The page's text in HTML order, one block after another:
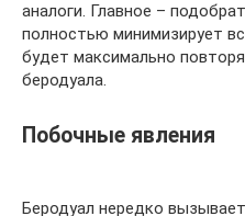
аналоги. Главное –
полностью минимизирует
будет максимально
беродуала.
Побочные явления
Беродуал нередко